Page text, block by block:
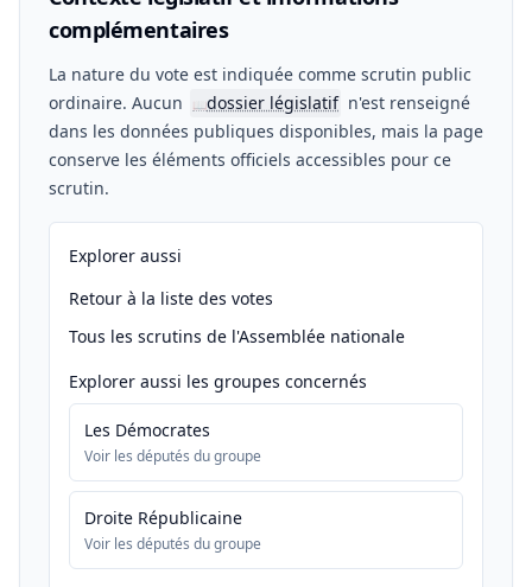
complémentaires
La nature du vote est indiquée comme scrutin public
ordinaire. Aucun
📖dossier législatif n'est renseigné
dans les données publiques disponibles, mais la page
conserve les éléments officiels accessibles pour ce
scrutin.
Explorer aussi
Retour à la liste des votes
Tous les scrutins de l'Assemblée nationale
Explorer aussi les groupes concernés
Les Démocrates
Voir les députés du groupe
Droite Républicaine
Voir les députés du groupe